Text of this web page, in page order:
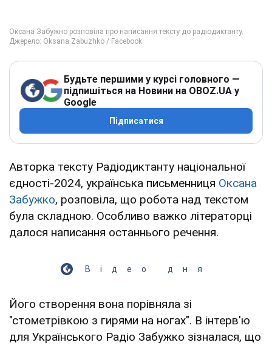
Будьте першими у курсі головного —
підпишіться на Новини на OBOZ.UA у
Google
Підписатися
Авторка тексту Радіодиктанту національної
єдності-2024, українська письменниця Оксана
Забужко, розповіла, що робота над текстом
була складною. Особливо важко літераторці
далося написання останнього речення.
Відео дня
Його створення вона порівняла зі
"стометрівкою з гирями на ногах". В інтерв'ю
для Українського Радіо Забужко зізналася, що